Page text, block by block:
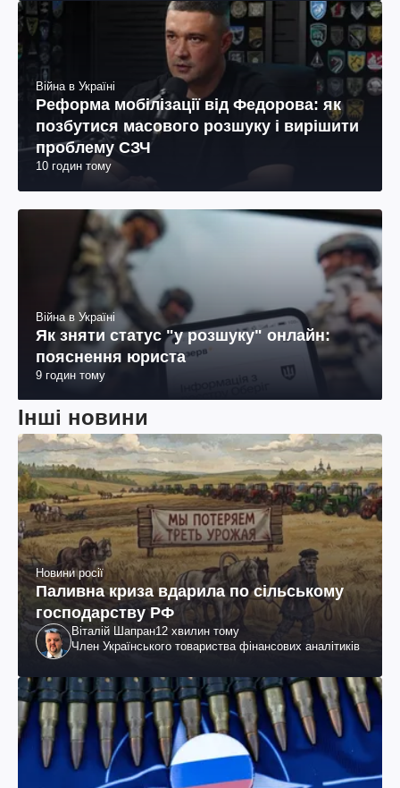
Війна в Україні
Реформа мобілізації від Федорова: як
позбутися масового розшуку і вирішити
проблему СЗЧ
10 годин тому
Війна в Україні
Як зняти статус "у розшуку" онлайн:
пояснення юриста
9 годин тому
Інші новини
Новини росії
Паливна криза вдарила по сільському
господарству РФ
Віталій Шапран12 хвилин тому
Член Українського товариства фінансових аналітиків